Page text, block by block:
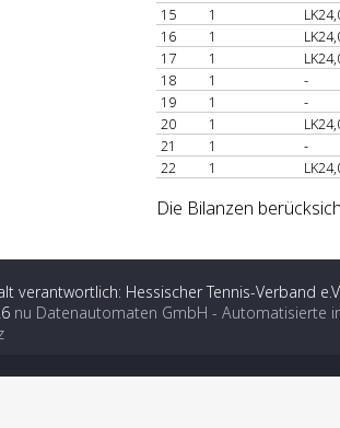
15
1
16
1
17
1
18
1
-
19
1
-
20
1
21
1
-
22
1
Die Bilanzen
verantwortlich: Hessischer Tennis-Verband
nu Datenautomaten GmbH - Automatisierte